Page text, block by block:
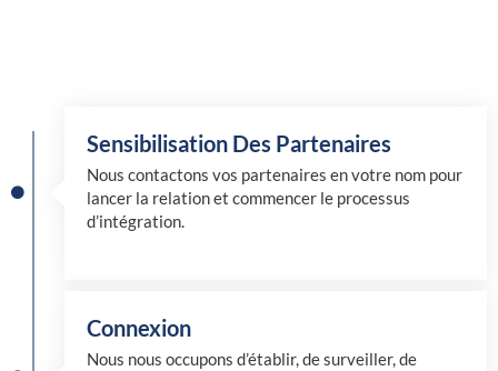
Sensibilisation Des Partenaires
Nous contactons vos partenaires en votre nom pour
lancer la relation et commencer le processus
d’intégration.
Connexion
Nous nous occupons d’établir, de surveiller, de